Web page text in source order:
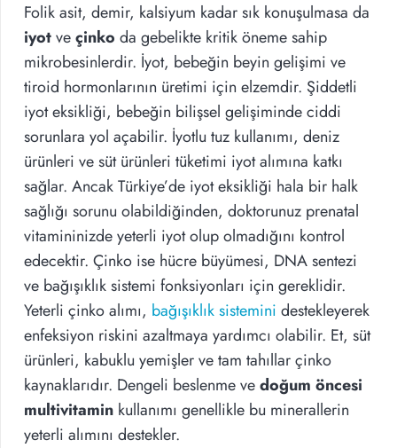
Folik asit, demir, kalsiyum kadar sık konuşulmasa da
iyotveçinko da gebelikte kritik öneme sahip
mikrobesinlerdir. İyot, bebeğin beyin gelişimi ve
tiroid hormonlarının üretimi için elzemdir. Şiddetli
iyot eksikliği, bebeğin bilişsel gelişiminde ciddi
sorunlara yol açabilir. İyotlu tuz kullanımı, deniz
ürünleri ve süt ürünleri tüketimi iyot alımına katkı
sağlar. Ancak Türkiye’de iyot eksikliği hala bir halk
sağlığı sorunu olabildiğinden, doktorunuz prenatal
vitamininizde yeterli iyot olup olmadığını kontrol
edecektir. Çinko ise hücre büyümesi, DNA sentezi
ve bağışıklık sistemi fonksiyonları için gereklidir.
Yeterli çinko alımı, bağışıklık sistemini destekleyerek
enfeksiyon riskini azaltmaya yardımcı olabilir. Et, süt
ürünleri, kabuklu yemişler ve tam tahıllar çinko
kaynaklarıdır. Dengeli beslenme vedoğum öncesi
multivitamin kullanımı genellikle bu minerallerin
yeterli alımını destekler.